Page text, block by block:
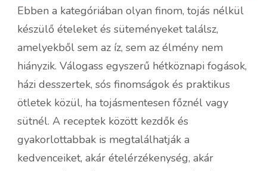
Ebben a kategóriában olyan finom, tojás nélkül
készülő ételeket és süteményeket találsz,
amelyekből sem az íz, sem az élmény nem
hiányzik. Válogass egyszerű hétköznapi fogások,
házi desszertek, sós finomságok és praktikus
ötletek közül, ha tojásmentesen főznél vagy
sütnél. A receptek között kezdők és
gyakorlottabbak is megtalálhatják a
kedvenceiket, akár ételérzékenység, akár